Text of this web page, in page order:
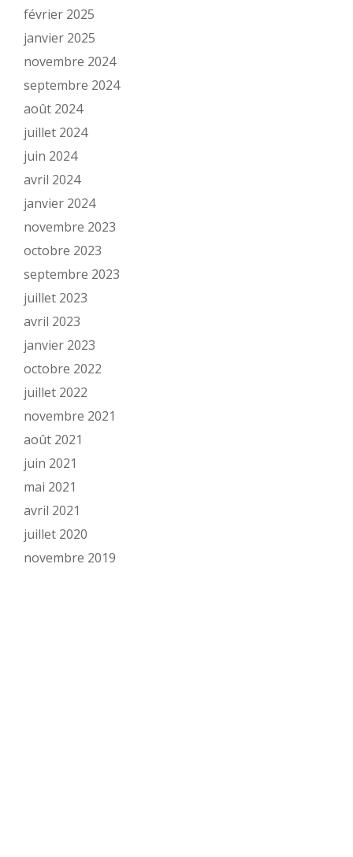
février 2025
janvier 2025
novembre 2024
septembre 2024
août 2024
juillet 2024
juin 2024
avril 2024
janvier 2024
novembre 2023
octobre 2023
septembre 2023
juillet 2023
avril 2023
janvier 2023
octobre 2022
juillet 2022
novembre 2021
août 2021
juin 2021
mai 2021
avril 2021
juillet 2020
novembre 2019